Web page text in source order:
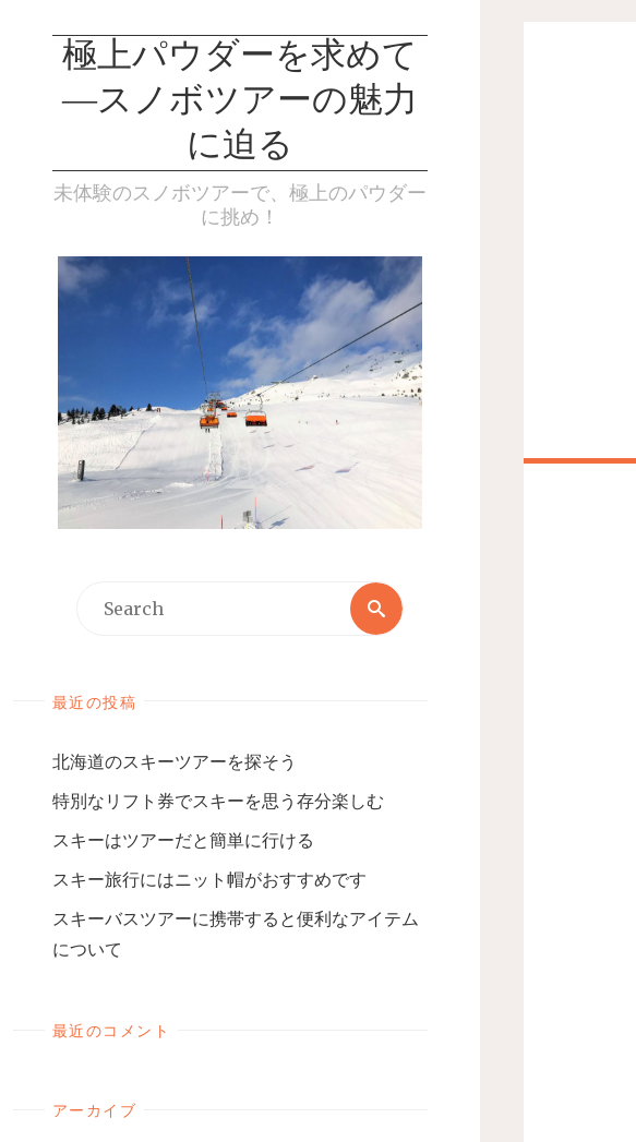
極上パウダーを求めて
―スノボツアーの魅力
に迫る
未体験のスノボツアーで、極上のパウダー
に挑め！
最近の投稿
北海道のスキーツアーを探そう
特別なリフト券でスキーを思う存分楽しむ
スキーはツアーだと簡単に行ける
スキー旅行にはニット帽がおすすめです
スキーバスツアーに携帯すると便利なアイテム
について
最近のコメント
アーカイブ